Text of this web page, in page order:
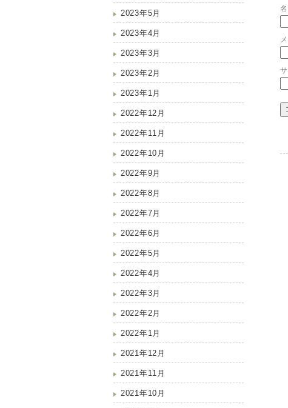
2023年5月
2023年4月
2023年3月
2023年2月
2023年1月
2022年12月
2022年11月
2022年10月
2022年9月
2022年8月
2022年7月
2022年6月
2022年5月
2022年4月
2022年3月
2022年2月
2022年1月
2021年12月
2021年11月
2021年10月